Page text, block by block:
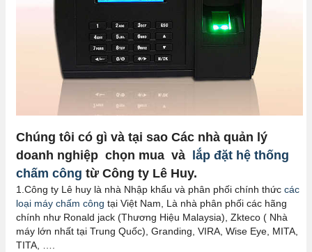
Chúng tôi có gì và tại sao Các nhà quản lý
doanh nghiệp chọn mua và lắp đặt hệ thống
chấm công từ Công ty Lê Huy.
1.Công ty Lê huy là nhà Nhập khẩu và phân phối chính thứccác
loại máy chấm công tại Việt Nam, Là nhà phân phối các hãng
chính như Ronald jack (Thương Hiệu Malaysia), Zkteco ( Nhà
máy lớn nhất tại Trung Quốc), Granding, VIRA, Wise Eye, MITA,
TITA, ….